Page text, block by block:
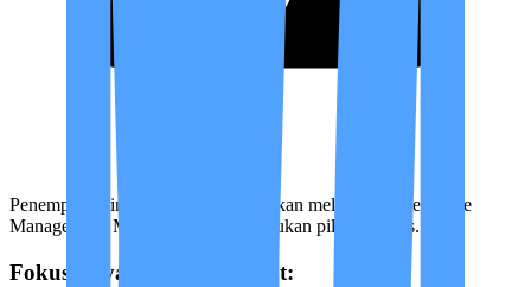
Penempatan tingkat perawat ditentukan melalui asesmen Case
Manager dan Medical Advisor — bukan pilihan bebas.
Fokus Layanan per Tingkat: